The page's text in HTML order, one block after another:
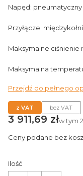
Napęd:
Przyłącze:
Maksymalne ciśnienie
Maksymalna
Przejdź do pełnego
z VAT bez VAT
Cena
3 911,69 złw tym
Ceny podane bez
Ilość